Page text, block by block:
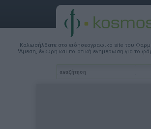
Καλωσήλθατε στο ειδησεογραφικό site του
'Αμεση, έγκυρη και ποιοτική ενημέρωση για το